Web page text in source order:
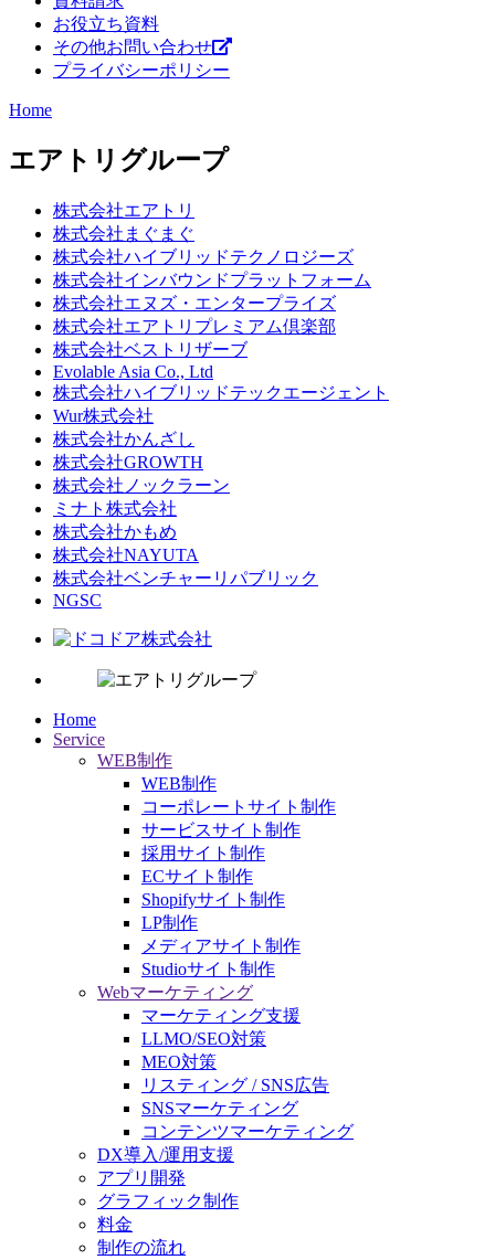
お役立ち資料
その他お問い合わせ
プライバシーポリシー
Home
エアトリグループ
株式会社エアトリ
株式会社まぐまぐ
株式会社ハイブリッドテクノロジーズ
株式会社インバウンドプラットフォーム
株式会社エヌズ・エンタープライズ
株式会社エアトリプレミアム倶楽部
株式会社ベストリザーブ
Evolable Asia Co., Ltd
株式会社ハイブリッドテックエージェント
Wur株式会社
株式会社かんざし
株式会社GROWTH
株式会社ノックラーン
ミナト株式会社
株式会社かもめ
株式会社NAYUTA
株式会社ベンチャーリパブリック
NGSC
Home
Service
WEB制作
WEB制作
コーポレートサイト制作
サービスサイト制作
採用サイト制作
ECサイト制作
Shopifyサイト制作
LP制作
メディアサイト制作
Studioサイト制作
Webマーケティング
マーケティング支援
LLMO/SEO対策
MEO対策
リスティング / SNS広告
SNSマーケティング
コンテンツマーケティング
DX導入/運用支援
アプリ開発
グラフィック制作
料金
制作の流れ